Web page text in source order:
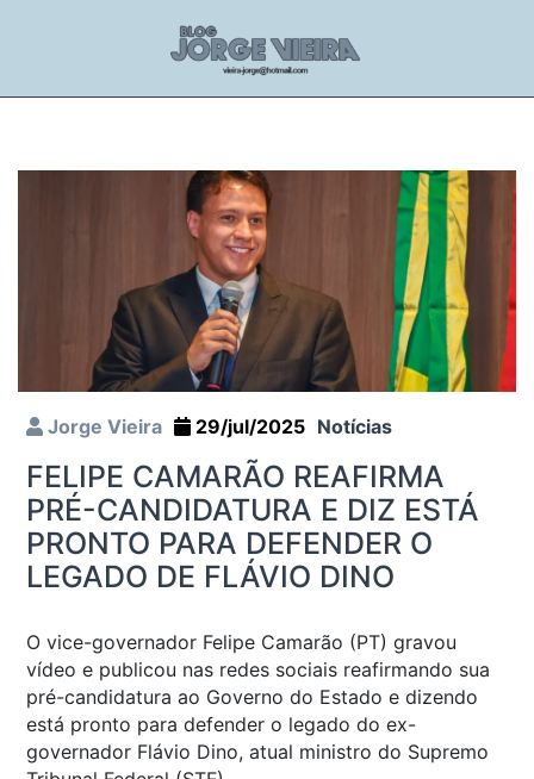
Jorge Vieira 29/jul/2025 Notícias
FELIPE CAMARÃO REAFIRMA
PRÉ-CANDIDATURA E DIZ ESTÁ
PRONTO PARA DEFENDER O
LEGADO DE FLÁVIO DINO
O vice-governador Felipe Camarão (PT) gravou
vídeo e publicou nas redes sociais reafirmando sua
pré-candidatura ao Governo do Estado e dizendo
está pronto para defender o legado do ex-
governador Flávio Dino, atual ministro do Supremo